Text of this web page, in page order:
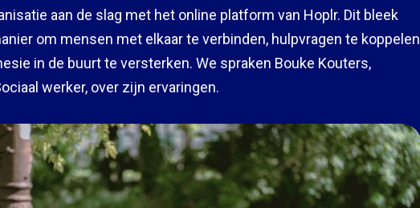
aan de slag met het online platform van Hoplr. Dit bleek
om mensen met elkaar te verbinden, hulpvragen te koppelen
in de buurt te versterken. We spraken Bouke Kouters,
werker, over zijn ervaringen.